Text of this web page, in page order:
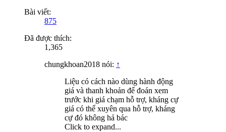
Bài viết:
875
Đã được thích:
1,365
chungkhoan2018 nói: ↑
Liệu có cách nào dùng hành động
giá và thanh khoản để đoán xem
trước khi giá chạm hỗ trợ, kháng cự
giá có thể xuyên qua hỗ trợ, kháng
cự đó không hả bác
Click to expand...